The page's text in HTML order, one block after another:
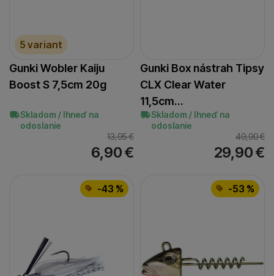
5 variant
Gunki Wobler Kaiju
Boost S 7,5cm 20g
Skladom / Ihneď na
odoslanie
13,95€
6,90€
Gunki Box nástrah Tipsy
CLX Clear Water
11,5cm…
Skladom / Ihneď na
odoslanie
49,90€
29,90€
-43 % -53 %